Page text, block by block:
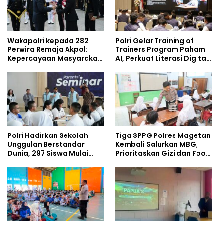
Wakapolri kepada 282
Perwira Remaja Akpol:
Kepercayaan Masyarakat
Polri Gelar Training of
Trainers Program Paham
AI, Perkuat Literasi Digital
Polri Hadirkan Sekolah
Unggulan Berstandar
Dunia, 297 Siswa Mulai
Tiga SPPG Polres Magetan
Kembali Salurkan MBG,
Prioritaskan Gizi dan Food